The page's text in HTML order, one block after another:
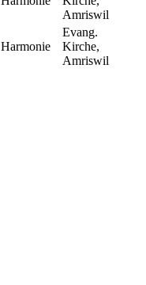
Amriswil
Harmonie
Evang.
Kirche,
Amriswil